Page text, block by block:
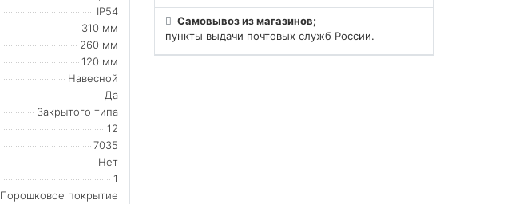
Самовывоз из магазинов;
пункты выдачи почтовых служб России.
IP54
310 мм
260 мм
120 мм
Навесной
Да
Закрытого типа
12
7035
Нет
1
Порошковое покрытие